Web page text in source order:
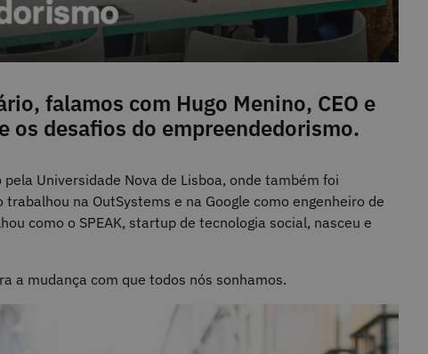
falamos com Hugo Menino, CEO e
os desafios do empreendedorismo.
Universidade Nova de Lisboa, onde também foi
trabalhou na OutSystems e na Google como engenheiro de
como o SPEAK, startup de tecnologia social, nasceu e
a mudança com que todos nós sonhamos.